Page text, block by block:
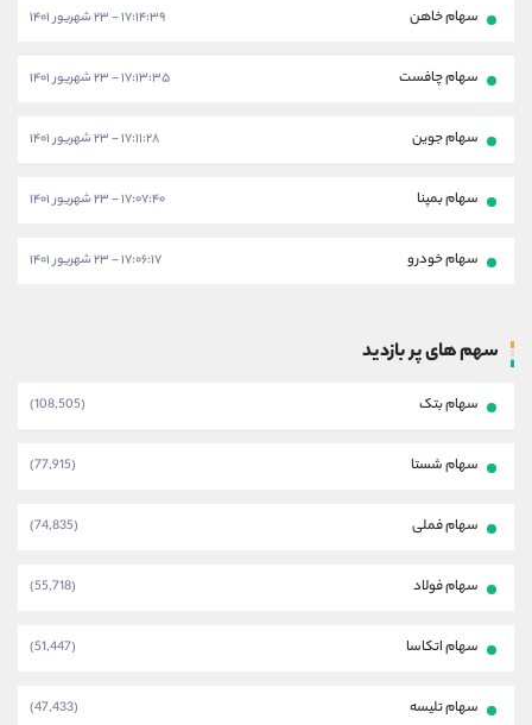
سهام خاهن ۱۷:۱۴:۳۹ - ۲۳ شهریور ۱۴۰۱
سهام چافست ۱۷:۱۳:۳۵ - ۲۳ شهریور ۱۴۰۱
سهام جوین ۱۷:۱۱:۲۸ - ۲۳ شهریور ۱۴۰۱
سهام بمپنا ۱۷:۰۷:۴۰ - ۲۳ شهریور ۱۴۰۱
سهام خودرو ۱۷:۰۶:۱۷ - ۲۳ شهریور ۱۴۰۱
سهم های پر بازدید
سهام بتک (108,505)
سهام شستا (77,915)
سهام فملی (74,835)
سهام فولاد (55,718)
سهام اتکاسا (51,447)
سهام تلیسه (47,433)